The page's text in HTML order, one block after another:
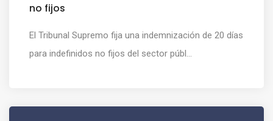
no fijos
El Tribunal Supremo fija una indemnización de 20 días
para indefinidos no fijos del sector públ...